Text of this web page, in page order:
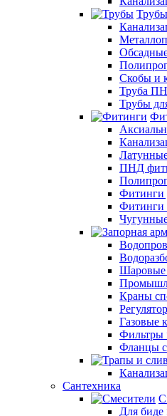
Трубы
Скобы и
Труба
Трубы
ПНД
Фитинги
Фитинги
Шаровые
Краны
Газовые
Фильтры
Фланцы
Сантехника
Для биде